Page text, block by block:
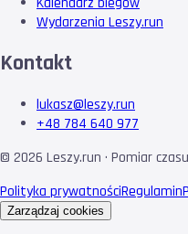
Wydarzenia Leszy.run
Kontakt
lukasz@leszy.run
+48 784 640 977
© 2026 Leszy.run · Pomiar
Polityka prywatnościRegulamin
Zarządzaj cookies